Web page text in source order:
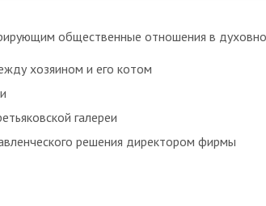
общественные отношения в
хозяином и его котом
галереи
решения директором фирмы